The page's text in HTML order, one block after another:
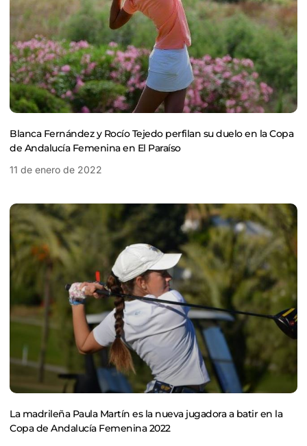
Blanca Fernández y Rocío Tejedo perfilan su duelo en la Copa
de Andalucía Femenina en El Paraíso
11 de enero de 2022
La madrileña Paula Martín es la nueva jugadora a batir en la
Copa de Andalucía Femenina 2022